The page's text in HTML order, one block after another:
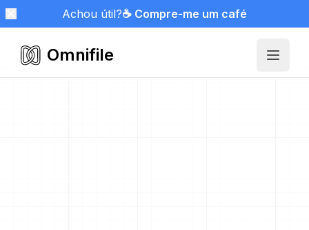
Achou útil?☕ Compre-me um café
Omnifile